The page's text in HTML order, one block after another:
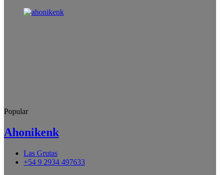
Popular
Ahonikenk
Las Grutas
+54 9 2934 497633